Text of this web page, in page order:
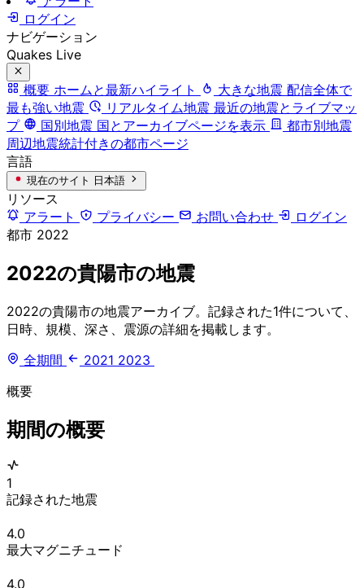
ログイン
ナビゲーション
Quakes Live
概要 ホームと最新ハイライト 大きな地震 配信全体で
最も強い地震
リアルタイム地震 最近の地震とライブマッ
プ
国別地震 国とアーカイブページを表示
都市別地震
周辺地震統計付きの都市ページ
言語
現在のサイト 日本語
リソース
アラート
プライバシー お問い合わせ
ログイン
都市 2022
2022の貴陽市の地震
2022の貴陽市の地震アーカイブ。記録された1件について、
日時、規模、深さ、震源の詳細を掲載します。
全期間
2021 2023
概要
期間の概要
1
記録された地震
4.0
最大マグニチュード
4.0